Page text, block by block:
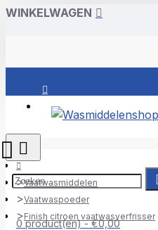
WINKELWAGEN
0 product(en) - €0,00
Vaatwasmiddelen
Vaatwaspoeder
Finish citroen vaatwasverfrisser